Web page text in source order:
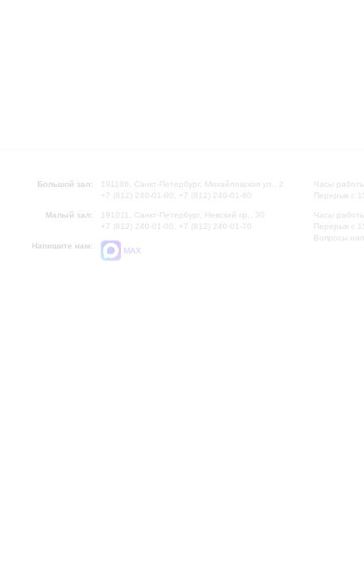
Большой зал:
191186, Санкт-Петербург, Михайловская ул., 2
+7 (812) 240-01-00, +7 (812) 240-01-80
Малый зал:
191011, Санкт-Петербург, Невский пр., 30
+7 (812) 240-01-00, +7 (812) 240-01-70
Напишите нам:
MAX
Часы
Перерыв с
Часы
Перерыв с
Вопросы